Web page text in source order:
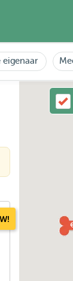
eigenaar